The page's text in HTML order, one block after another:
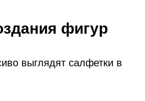
фигур
выглядят салфетки в